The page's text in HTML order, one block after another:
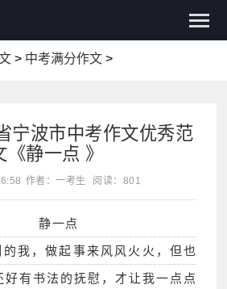
> 中考满分作文>
宁波市中考作文优秀范
《静一点 》
作者：一考生 阅读：801
静一点
我，做起事来风风火火，但也
好有书法的抚慰，才让我一点点